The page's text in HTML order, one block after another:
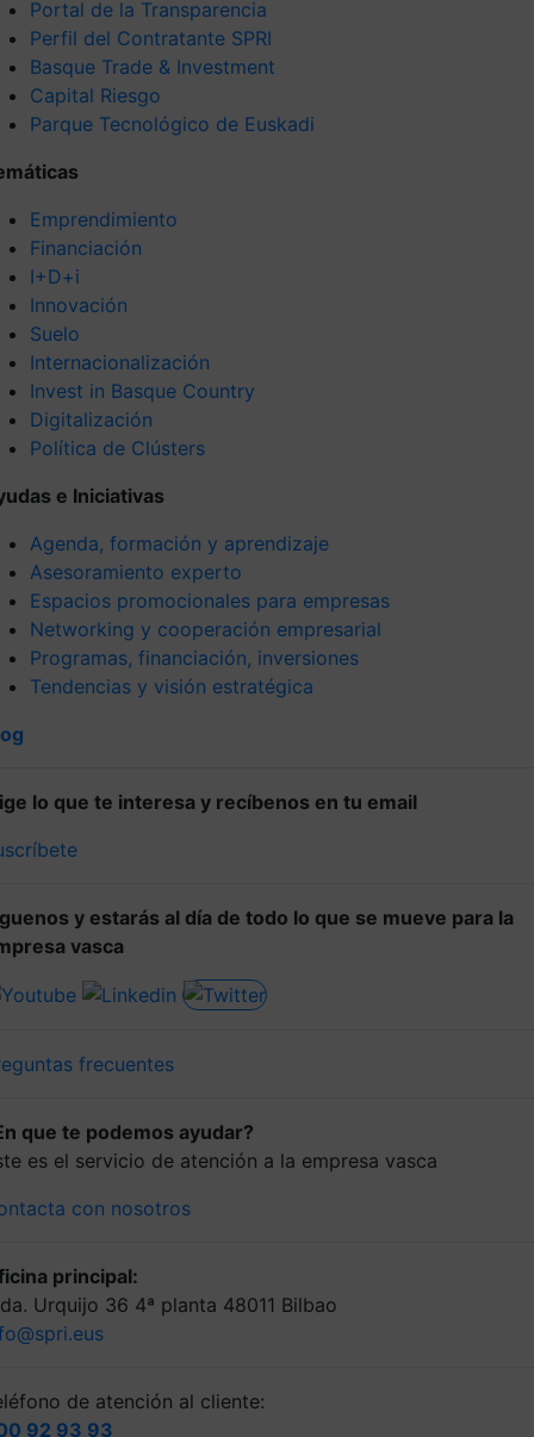
Portal de la Transparencia
Perfil del Contratante SPRI
Basque Trade & Investment
Capital Riesgo
Parque Tecnológico de Euskadi
Emprendimiento
Financiación
I+D+i
Innovación
Suelo
Internacionalización
Invest in Basque Country
Digitalización
Política de Clústers
e Iniciativas
Agenda, formación y aprendizaje
Asesoramiento experto
Espacios promocionales para empresas
Networking y cooperación empresarial
Programas, financiación, inversiones
Tendencias y visión estratégica
lo que te interesa y recíbenos en tu email
y estarás al día de todo lo que se mueve para la
vasca
frecuentes
que te podemos ayudar?
es el servicio de atención a la empresa vasca
con nosotros
principal:
Urquijo 36 4ª planta 48011 Bilbao
de atención al cliente:
92 93 93